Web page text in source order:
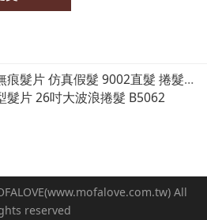
片 仿真假髮 9002直髮 捲髮 半罩假髮 魔髮樂
髮片 26吋大波浪捲髮 B5062
All
reserved